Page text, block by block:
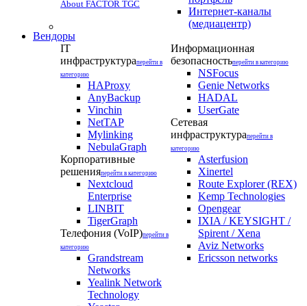
About FACTOR TGC
Интернет-каналы
(медиацентр)
Вендоры
IT
инфраструктураперейти в
категорию
HAProxy
AnyBackup
Vinchin
NetTAP
Mylinking
NebulaGraph
Корпоративные
решенияперейти в категорию
Nextcloud
Enterprise
LINBIT
TigerGraph
Телефония (VoIP)перейти в
категорию
Grandstream
Networks
Yealink Network
Technology
Информационная
безопасностьперейти в категорию
NSFocus
Genie Networks
HADAL
UserGate
Сетевая
инфраструктураперейти в
категорию
Asterfusion
Xinertel
Route Explorer (REX)
Kemp Technologies
Opengear
IXIA / KEYSIGHT /
Spirent / Xena
Aviz Networks
Ericsson networks